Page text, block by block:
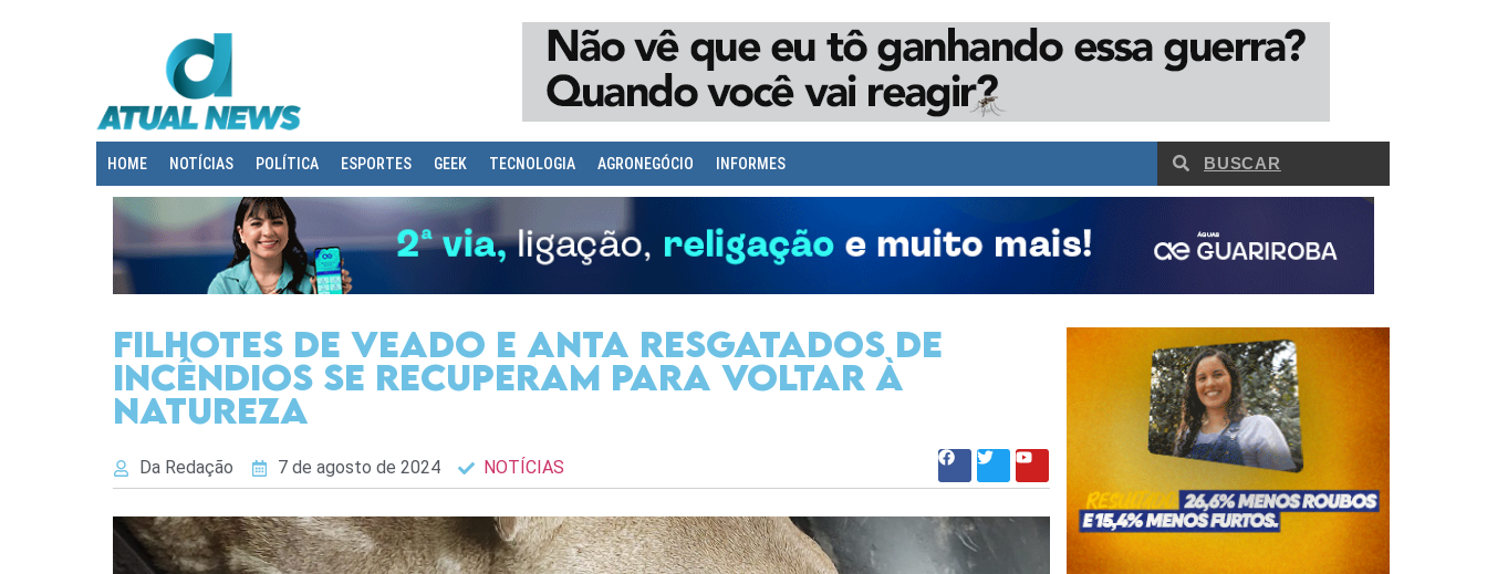
HOME NOTÍCIAS POLÍTICA ESPORTES GEEK TECNOLOGIA AGRONEGÓCIO INFORMES
Filhotes de veado e anta resgatados de
incêndios se recuperam para voltar à
natureza
Da Redação 7 de agosto de 2024 NOTÍCIAS